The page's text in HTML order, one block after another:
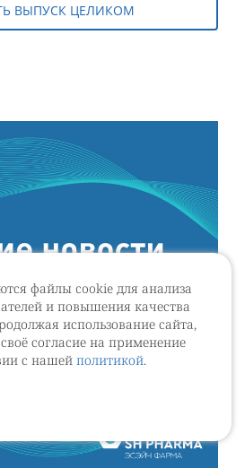
файлы cookie для анализа
и повышения качества
использование сайта,
согласие на применение
с нашей политикой.
ВЫПУСК ЦЕЛИКОМ